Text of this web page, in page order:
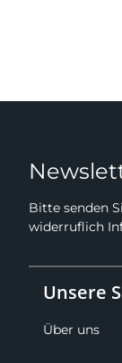
Bitte senden
widerruflich
Unsere
Über uns